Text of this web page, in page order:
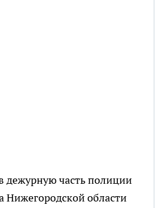
дежурную часть полиции
Нижегородской области